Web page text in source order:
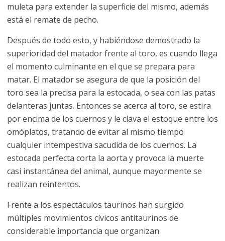
muleta para extender la superficie del mismo, además
está el remate de pecho.
Después de todo esto, y habiéndose demostrado la
superioridad del matador frente al toro, es cuando llega
el momento culminante en el que se prepara para
matar. El matador se asegura de que la posición del
toro sea la precisa para la estocada, o sea con las patas
delanteras juntas. Entonces se acerca al toro, se estira
por encima de los cuernos y le clava el estoque entre los
omóplatos, tratando de evitar al mismo tiempo
cualquier intempestiva sacudida de los cuernos. La
estocada perfecta corta la aorta y provoca la muerte
casi instantánea del animal, aunque mayormente se
realizan reintentos.
Frente a los espectáculos taurinos han surgido
múltiples movimientos cívicos antitaurinos de
considerable importancia que organizan